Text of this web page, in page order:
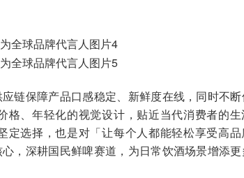
链保障产品口感稳定、新鲜度在线，同时不
格、年轻化的视觉设计，贴近当代消费者的
选择，也是对「让每个人都能轻松享受高
，深耕国民鲜啤赛道，为日常饮酒场景增添更